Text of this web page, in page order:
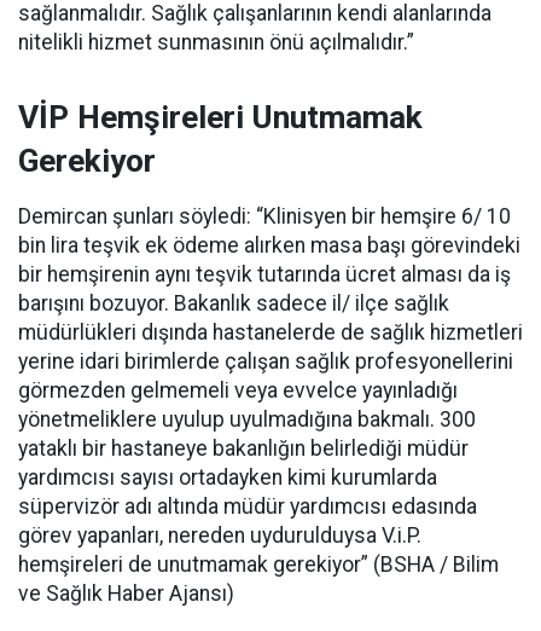
sağlanmalıdır. Sağlık çalışanlarının kendi alanlarında
nitelikli hizmet sunmasının önü açılmalıdır.”
VİP Hemşireleri Unutmamak
Gerekiyor
Demircan şunları söyledi: “Klinisyen bir hemşire 6/ 10
bin lira teşvik ek ödeme alırken masa başı görevindeki
bir hemşirenin aynı teşvik tutarında ücret alması da iş
barışını bozuyor. Bakanlık sadece il/ ilçe sağlık
müdürlükleri dışında hastanelerde de sağlık hizmetleri
yerine idari birimlerde çalışan sağlık profesyonellerini
görmezden gelmemeli veya evvelce yayınladığı
yönetmeliklere uyulup uyulmadığına bakmalı. 300
yataklı bir hastaneye bakanlığın belirlediği müdür
yardımcısı sayısı ortadayken kimi kurumlarda
süpervizör adı altında müdür yardımcısı edasında
görev yapanları, nereden uydurulduysa V.i.P.
hemşireleri de unutmamak gerekiyor” (BSHA / Bilim
ve Sağlık Haber Ajansı)